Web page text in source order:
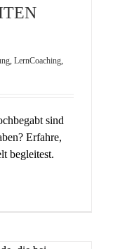
, LernCoaching,
sind
Erfahre,
begleitest.